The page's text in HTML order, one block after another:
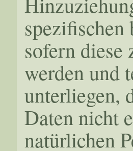
spezifischen
sofern diese
werden und
unterliegen,
Daten nicht
natürlichen